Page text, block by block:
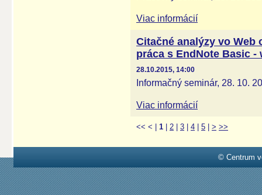
Viac informácií
Citačné analýzy vo Web
práca s EndNote Basic
28.10.2015, 14:00
Informačný seminár, 28. 10.
Viac informácií
<< < 1 2 3 4 5 > >>
© Centrum